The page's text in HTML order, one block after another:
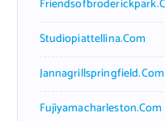
Studiopiattellina.com
Jannagrillspringfield.com
Fujiyamacharleston.com